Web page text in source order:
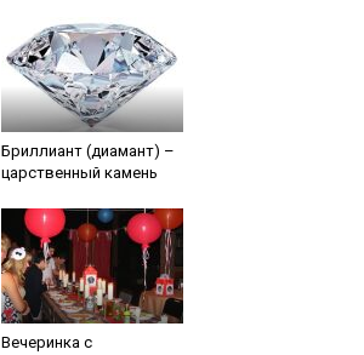
Бриллиант (диамант) –
царственный камень
Вечеринка с